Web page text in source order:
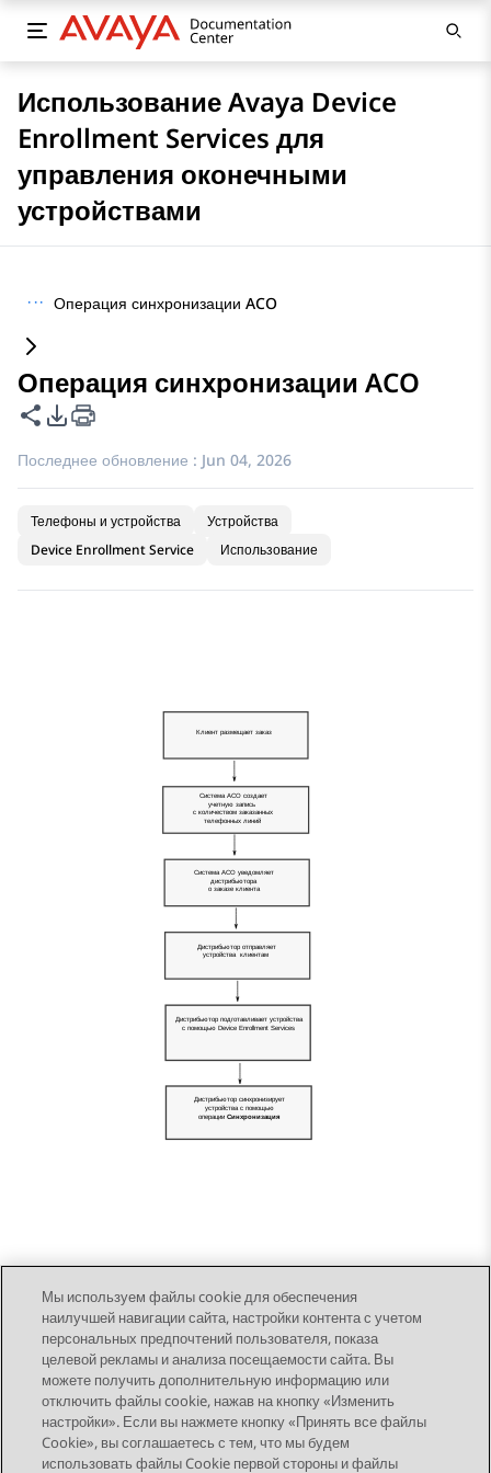
Использование Avaya Device
Enrollment Services для
управления оконечными
устройствами
··· Операция синхронизации ACO
Операция синхронизации ACO
Поделиться этой страницей
Параметры экспорта PDF
Последнее обновление : Jun 04, 2026
Телефоны и устройства
Устройства
Device Enrollment Service
Использование
Send Feedback
Мы используем файлы cookie для обеспечения
наилучшей навигации сайта, настройки контента с учетом
персональных предпочтений пользователя, показа
целевой рекламы и анализа посещаемости сайта. Вы
можете получить дополнительную информацию или
отключить файлы cookie, нажав на кнопку «Изменить
настройки». Если вы нажмете кнопку «Принять все файлы
Cookie», вы соглашаетесь с тем, что мы будем
использовать файлы Cookie первой стороны и файлы